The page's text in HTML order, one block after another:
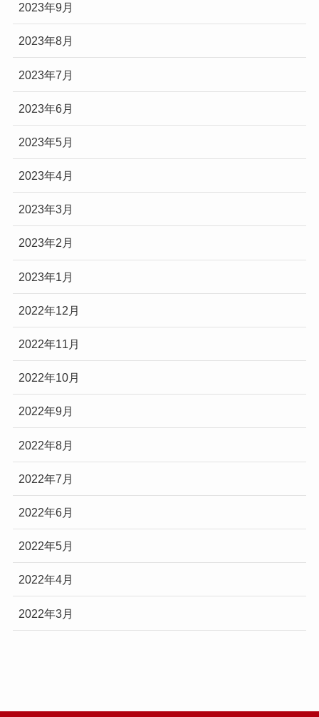
2023年9月
2023年8月
2023年7月
2023年6月
2023年5月
2023年4月
2023年3月
2023年2月
2023年1月
2022年12月
2022年11月
2022年10月
2022年9月
2022年8月
2022年7月
2022年6月
2022年5月
2022年4月
2022年3月